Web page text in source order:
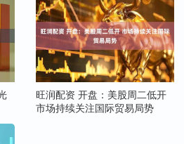
旺润配资 开盘：美股周二低开
市场持续关注国际贸易局势